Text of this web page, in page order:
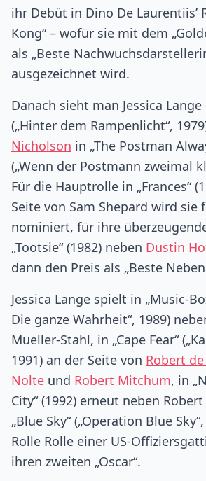
ihr Debüt in Dino De Laurentiis’
Kong“ – wofür sie mit dem
als „Beste
ausgezeichnet wird.
Danach sieht man Jessica Lange
(„Hinter dem Rampenlicht“,
Nicholson in „The Postman
(„Wenn der Postmann zweimal
Für die Hauptrolle in „Frances“
Seite von Sam Shepard wird sie
nominiert, für ihre
„Tootsie“ (1982) neben Dustin
dann den Preis als „Beste
Jessica Lange spielt in „Music-
Die ganze Wahrheit“, 1989)
Mueller-Stahl, in „Cape Fear“
1991) an der Seite von Robert
Nolte und Robert Mitchum, in
City“ (1992) erneut neben
„Blue Sky“ („Operation Blue
Rolle Rolle einer US-
ihren zweiten „Oscar“.